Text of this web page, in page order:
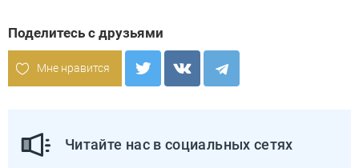
Поделитесь с друзьями
Мне нравится
Читайте нас в социальных сетях